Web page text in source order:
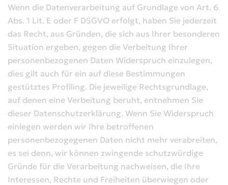
Wenn die Datenverarbeitung auf Grundlage von Art. 6
Abs. 1 Lit. E oder F DSGVO erfolgt, haben Sie jederzeit
das Recht, aus Gründen, die sich aus Ihrer besonderen
Situation ergeben, gegen die Verbeitung Ihrer
personenbezogenen Daten Widerspruch einzulegen,
dies gilt auch für ein auf diese Bestimmungen
gestütztes Profiling. Die jeweilige Rechtsgrundlage,
auf denen eine Verbeitung beruht, entnehmen Sie
dieser Datenschutzerklärung. Wenn Sie Widerspruch
einlegen werden wir Ihre betroffenen
personenbezogegenen Daten nicht mehr verabreiten,
es sei denn, wir können zwingende schutzwürdige
Gründe für die Verarbeitung nachweisen, die Ihre
Interessen, Rechte und Freiheiten überwiegen oder